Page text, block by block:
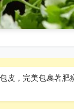
皮，完美包裹著肥